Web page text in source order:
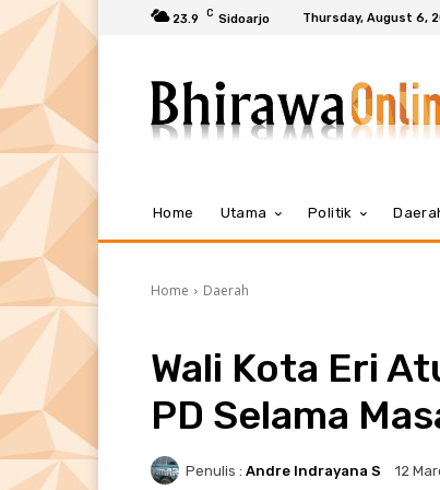
23.9 C Sidoarjo Thursday, August 6,
Home Utama Politik
Home Daerah
Wali Kota Eri
PD Selama
Penulis : Andre Indrayana S 12